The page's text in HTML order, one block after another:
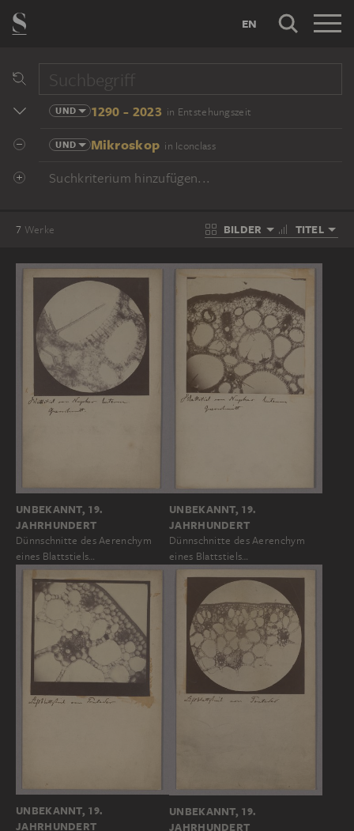
EN
UND 1290 - 2023 in Entstehungszeit
UND Mikroskop in Iconclass
Suchkriterium hinzufügen...
7 Werke BILDER TITEL
UNBEKANNT, 19.
JAHRHUNDERT
Dünnschnitte des Aerenchym
eines Blattstiels…
UNBEKANNT, 19.
JAHRHUNDERT
Dünnschnitte des Aerenchym
eines Blattstiels…
UNBEKANNT, 19.
JAHRHUNDERT
UNBEKANNT, 19.
JAHRHUNDERT